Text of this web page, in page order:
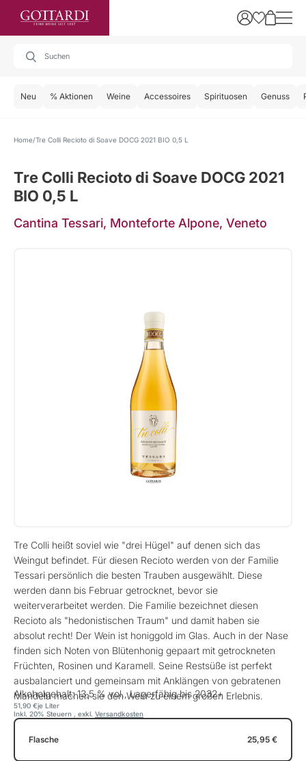
Neu % Aktionen Weine Accessoires Spirituosen Genuss
Home Tre Colli Recioto di Soave DOCG 2021 BIO 0,5 L
Tre Colli Recioto di Soave DOCG 2021
BIO 0,5 L
Cantina Tessari, Monteforte Alpone, Veneto
Tre Colli heißt soviel wie "drei Hügel" auf denen sich das
Weingut befindet. Für diesen Recioto werden von der Familie
Tessari persönlich die besten Trauben ausgewählt. Diese
werden dann bis Februar getrocknet, bevor sie
weiterverarbeitet werden. Die Familie bezeichnet diesen
Recioto als "hedonistischen Traum" und damit haben sie
absolut recht! Der Wein ist honiggold im Glas. Auch in der Nase
finden sich Noten von Blütenhonig gepaart mit getrockneten
Früchten, Rosinen und Karamell. Seine Restsüße ist perfekt
ausbalanciert und gemeinsam mit Anklängen von gebratenen
Mandeln machen sie den Wein zu einem großen Erlebnis.
Alkoholgehalt: 13,5 % vol., Lagerfähig bis 2032+
je Liter
51,90 €
Inkl. 20% Steuern , exkl. Versandkosten
Flasche 25,95 €